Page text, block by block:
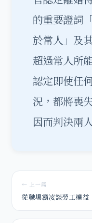
的重要證詞
於常人」及
超過常人所
認定即使任
況，都將喪
因而判決兩
← 上一篇
從職場霸凌談勞工權益